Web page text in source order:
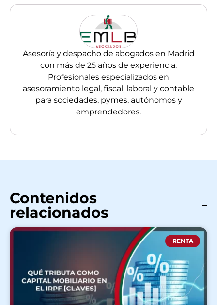
Asesoría y despacho de abogados en Madrid
con más de 25 años de experiencia.
Profesionales especializados en
asesoramiento legal, fiscal, laboral y contable
para sociedades, pymes, autónomos y
emprendedores.
Contenidos
relacionados
RENTA